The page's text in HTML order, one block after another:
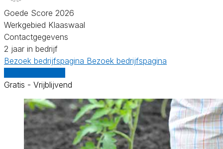
Goede Score 2026
Werkgebied Klaaswaal
Contactgegevens
2 jaar in bedrijf
Bezoek bedrijfspagina Bezoek bedrijfspagina
Gratis - Vrijblijvend